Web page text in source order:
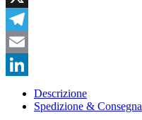
X
Telegram
Email
LinkedIn
Descrizione
Spedizione & Consegna